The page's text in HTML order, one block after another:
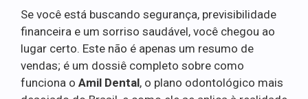
Se você está buscando segurança, previsibilidade
financeira e um sorriso saudável, você chegou ao
lugar certo. Este não é apenas um resumo de
vendas; é um dossiê completo sobre como
funciona o Amil Dental, o plano odontológico mais